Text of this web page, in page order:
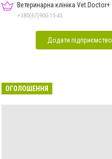
Ветеринарна клініка Vet.Doctor+
+380(67)900-15-43
Додати підприємство
ОГОЛОШЕННЯ